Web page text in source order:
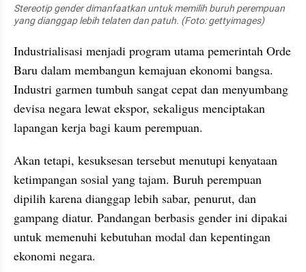
Stereotip gender dimanfaatkan untuk memilih buruh perempuan
yang dianggap lebih telaten dan patuh. (Foto: gettyimages)
Industrialisasi menjadi program utama pemerintah Orde
Baru dalam membangun kemajuan ekonomi bangsa.
Industri garmen tumbuh sangat cepat dan menyumbang
devisa negara lewat ekspor, sekaligus menciptakan
lapangan kerja bagi kaum perempuan.
Akan tetapi, kesuksesan tersebut menutupi kenyataan
ketimpangan sosial yang tajam. Buruh perempuan
dipilih karena dianggap lebih sabar, penurut, dan
gampang diatur. Pandangan berbasis gender ini dipakai
untuk memenuhi kebutuhan modal dan kepentingan
ekonomi negara.